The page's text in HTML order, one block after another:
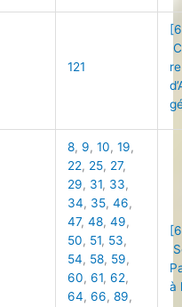
121
8, 9,10,19,
22, 25, 27,
29, 31, 33,
34, 35,46,
47,48,49,
50, 51, 53,
54, 58, 59,
60,61,62,
64,66,89,
à